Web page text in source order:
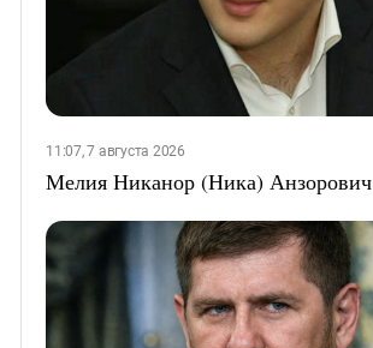
11:07, 7 августа 2026
Мелия Никанор (Ника) Анзорович